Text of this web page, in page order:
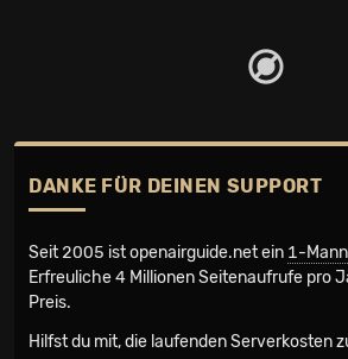
DANKE FÜR DEINEN SUPPORT
Seit 2005 ist openairguide.net ein 1-
Erfreuliche 4 Millionen Seiten­aufrufe pro
Preis.
Hilfst du mit, die laufenden Serverkosten